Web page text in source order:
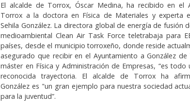
El alcalde de Torrox, Óscar Medina, ha recibido en el
Torrox a la doctora en Física de Materiales y experta
Sehila González. La directora global de energía de fusión
medioambiental Clean Air Task Force teletrabaja para
países, desde el municipio torroxeño, donde reside
asegurado que recibir en el Ayuntamiento a González de
máster en Física y Administración de Empresas, “es todo
reconocida trayectoria. El alcalde de Torrox ha
González es "un gran ejemplo para nuestra sociedad
para la juventud”.